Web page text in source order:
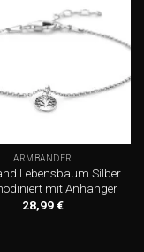
Add to
ARMBÄNDER
Lebensbaum Silber
mit Anhänger
28,99€